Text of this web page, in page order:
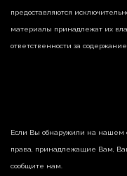
предоставляются
материалы принадлежат их
ответственности за
Если Вы обнаружили на нашем
права, принадлежащие Вам,
сообщите нам.